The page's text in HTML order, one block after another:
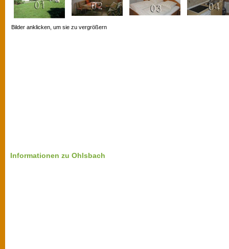
Bilder anklicken, um sie zu vergrößern
Informationen zu Ohlsbach